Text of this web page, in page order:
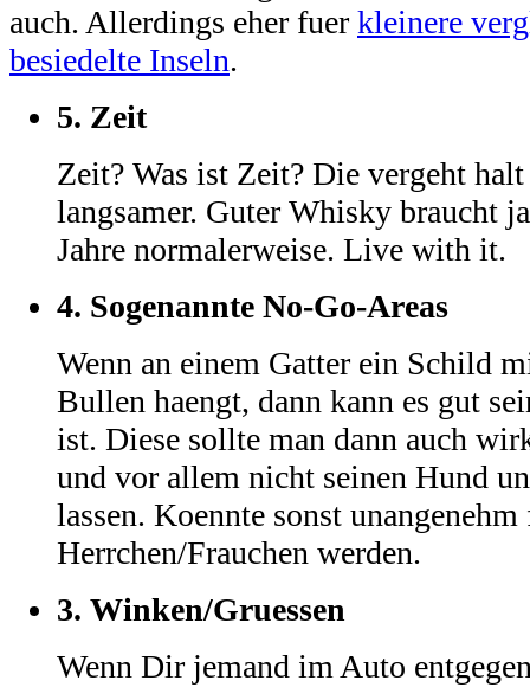
auch. Allerdings eher fuer kleinere
besiedelte Inseln.
5. Zeit
Zeit? Was ist Zeit? Die vergeht
langsamer. Guter Whisky braucht
Jahre normalerweise. Live with it.
4. Sogenannte No-Go-Areas
Wenn an einem Gatter ein Schild
Bullen haengt, dann kann es gut
ist. Diese sollte man dann auch
und vor allem nicht seinen Hund
lassen. Koennte sonst
Herrchen/Frauchen werden.
3. Winken/Gruessen
Wenn Dir jemand im Auto